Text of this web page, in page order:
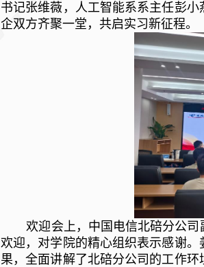
书记张维薇，人工智能系系主任彭
企双方齐聚一堂，共启实习新征程。
欢迎会上，中国电信北碚分公
欢迎，对学院的精心组织表示感谢
果，全面讲解了北碚分公司的工作